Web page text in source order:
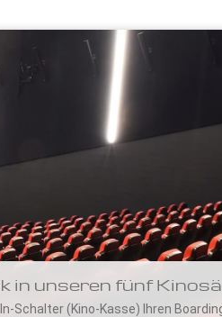
in unseren fünf
Schalter (Kino-Kasse) Ihren